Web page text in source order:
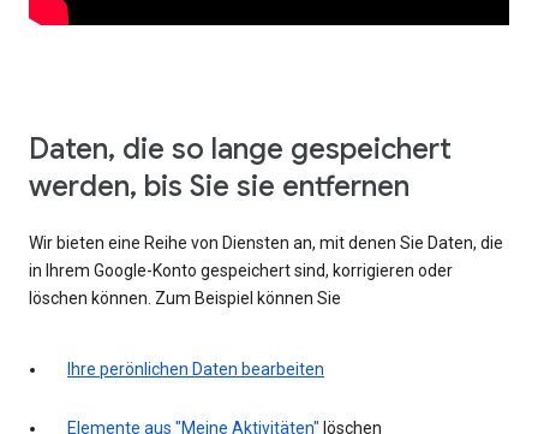
Daten, die so lange gespeichert
werden, bis Sie sie entfernen
Wir bieten eine Reihe von Diensten an, mit denen Sie Daten, die
in Ihrem Google-Konto gespeichert sind, korrigieren oder
löschen können. Zum Beispiel können Sie
Ihre perönlichen Daten bearbeiten
Elemente aus "Meine Aktivitäten" löschen